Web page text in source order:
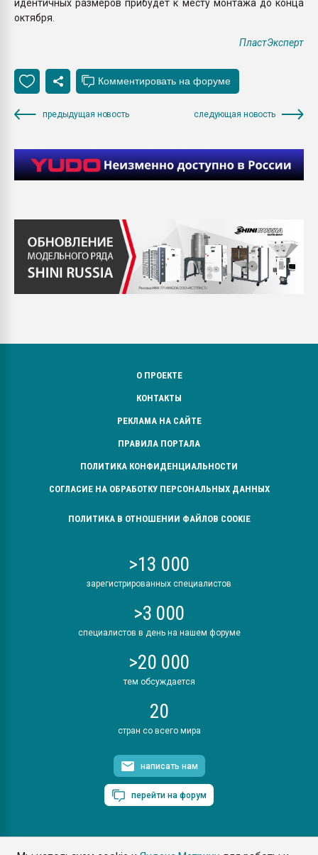
идентичных размеров прибудет к месту монтажа до конца
октября.
ПластЭксперт
предыдущая новость следующая новость
О ПРОЕКТЕ
КОНТАКТЫ
РЕКЛАМА НА САЙТЕ
ПРАВИЛА ПОРТАЛА
ПОЛИТИКА КОНФИДЕНЦИАЛЬНОСТИ
СОГЛАСИЕ НА ОБРАБОТКУ ПЕРСОНАЛЬНЫХ ДАННЫХ
ПОЛИТИКА В ОТНОШЕНИИ ФАЙЛОВ COOKIE
>13 000
зарегистрированных специалистов
>3 000
специалистов в день на нашем форуме
>20 000
тем обсуждается
20
стран со всего мира
написать нам
перейти на форум